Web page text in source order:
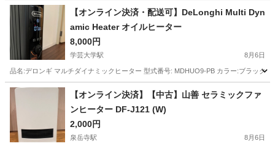
東京 八王子市 美容家電 KHR
【オンライン決済・配送可】DeLonghi Multi Dyn
amic Heater オイルヒーター
8,000円
学芸大学駅 8月6日
品名:デロンギ マルチダイナミックヒーター 型式番号: MDHUO9-PB カラー:ブラック
東京 目黒区 学芸大学駅 季節、空調家電
【オンライン決済】【中古】山善 セラミックファ
ンヒーター DF-J121 (W)
2,000円
泉岳寺駅 8月6日